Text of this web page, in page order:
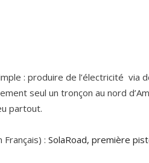
: produire de l’électricité via
seul un tronçon au nord
partout.
Français) :SolaRoad, première